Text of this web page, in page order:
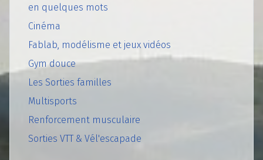
en quelques mots
Cinéma
Fablab, modélisme et jeux vidéos
Gym douce
Les Sorties familles
Multisports
Renforcement musculaire
Sorties VTT & Vél'escapade